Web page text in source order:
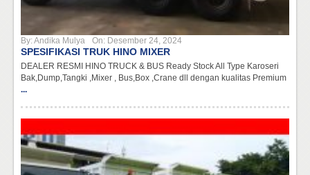
By:Andika Mulya On: Desember 24, 2024
SPESIFIKASI TRUK HINO MIXER
DEALER RESMI HINO TRUCK & BUS Ready Stock All Type Karoseri
Bak,Dump,Tangki ,Mixer , Bus,Box ,Crane dll dengan kualitas Premium
...